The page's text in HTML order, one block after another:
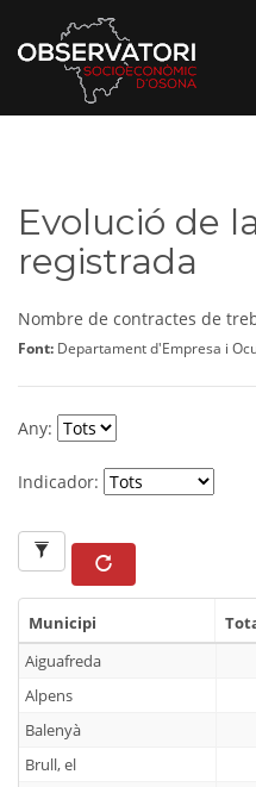
Evolució de
registrada
Nombre de contractes de
Font: Departament d'Empresa i
Any:
Indicador:
Municipi
Municipi
Aiguafreda
Alpens
Balenyà
Brull, el